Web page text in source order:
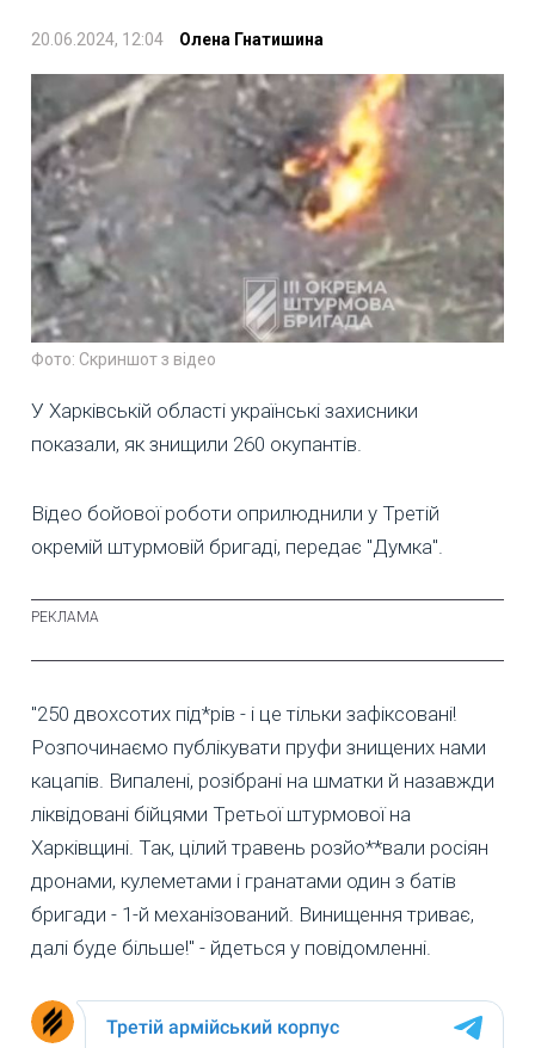
20.06.2024, 12:04 Олена Гнатишина
Фото: Скриншот з відео
У Харківській області українські захисники
показали, як знищили 260 окупантів.
Відео бойової роботи оприлюднили у Третій
окремій штурмовій бригаді, передає "Думка".
"250 двохсотих під*рів - і це тільки зафіксовані!
Розпочинаємо публікувати пруфи знищених нами
кацапів. Випалені, розібрані на шматки й назавжди
ліквідовані бійцями Третьої штурмової на
Харківщині. Так, цілий травень розйо**вали росіян
дронами, кулеметами і гранатами один з батів
бригади - 1-й механізований. Винищення триває,
далі буде більше!" - йдеться у повідомленні.